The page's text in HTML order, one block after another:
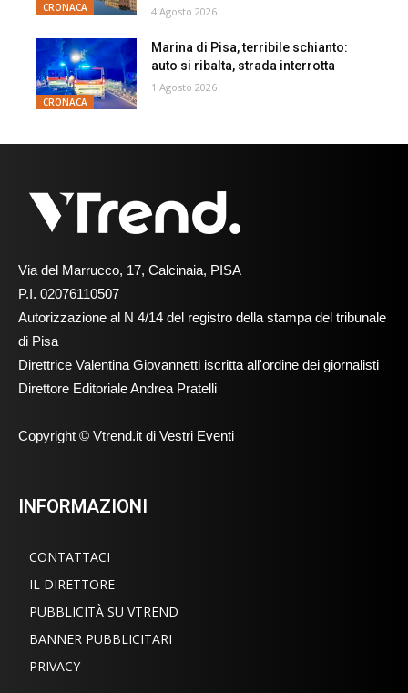
CRONACA 4 Agosto 2026
CRONACA
Marina di Pisa, terribile schianto:
auto si ribalta, strada interrotta
1 Agosto 2026
Via del Marrucco, 17, Calcinaia, PISA
P.I. 02076110507
Autorizzazione al N 4/14 del registro della stampa del tribunale
di Pisa
Direttrice Valentina Giovannetti iscritta all'ordine dei giornalisti
Direttore Editoriale Andrea Pratelli
Copyright © Vtrend.it di Vestri Eventi
INFORMAZIONI
CONTATTACI
IL DIRETTORE
PUBBLICITÀ SU VTREND
BANNER PUBBLICITARI
PRIVACY